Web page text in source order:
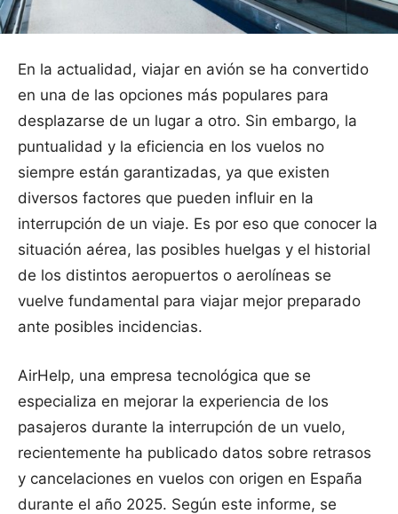
En la actualidad, viajar en avión se ha convertido
en una de las opciones más populares para
desplazarse de un lugar a otro. Sin embargo, la
puntualidad y la eficiencia en los vuelos no
siempre están garantizadas, ya que existen
diversos factores que pueden influir en la
interrupción de un viaje. Es por eso que conocer la
situación aérea, las posibles huelgas y el historial
de los distintos aeropuertos o aerolíneas se
vuelve fundamental para viajar mejor preparado
ante posibles incidencias.
AirHelp, una empresa tecnológica que se
especializa en mejorar la experiencia de los
pasajeros durante la interrupción de un vuelo,
recientemente ha publicado datos sobre retrasos
y cancelaciones en vuelos con origen en España
durante el año 2025. Según este informe, se